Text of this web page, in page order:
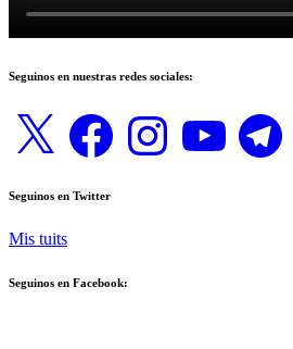
Seguinos en nuestras redes sociales:
X FacebookInstagramYouTube Telegram
Seguinos en Twitter
Mis tuits
Seguinos en Facebook: